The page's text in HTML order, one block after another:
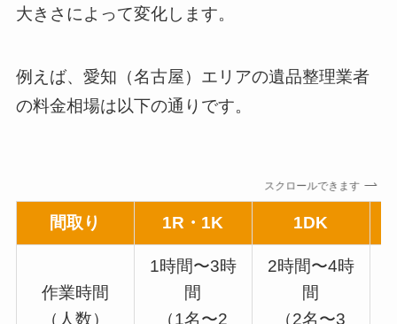
大きさによって変化します。
例えば、愛知（名古屋）エリアの遺品整理業者
の料金相場は以下の通りです。
スクロールできます
間取り 1R・1K 1DK
作業時間
（人数）
1時間〜3時
間
（1名〜2
2時間〜4時
間
（2名〜3